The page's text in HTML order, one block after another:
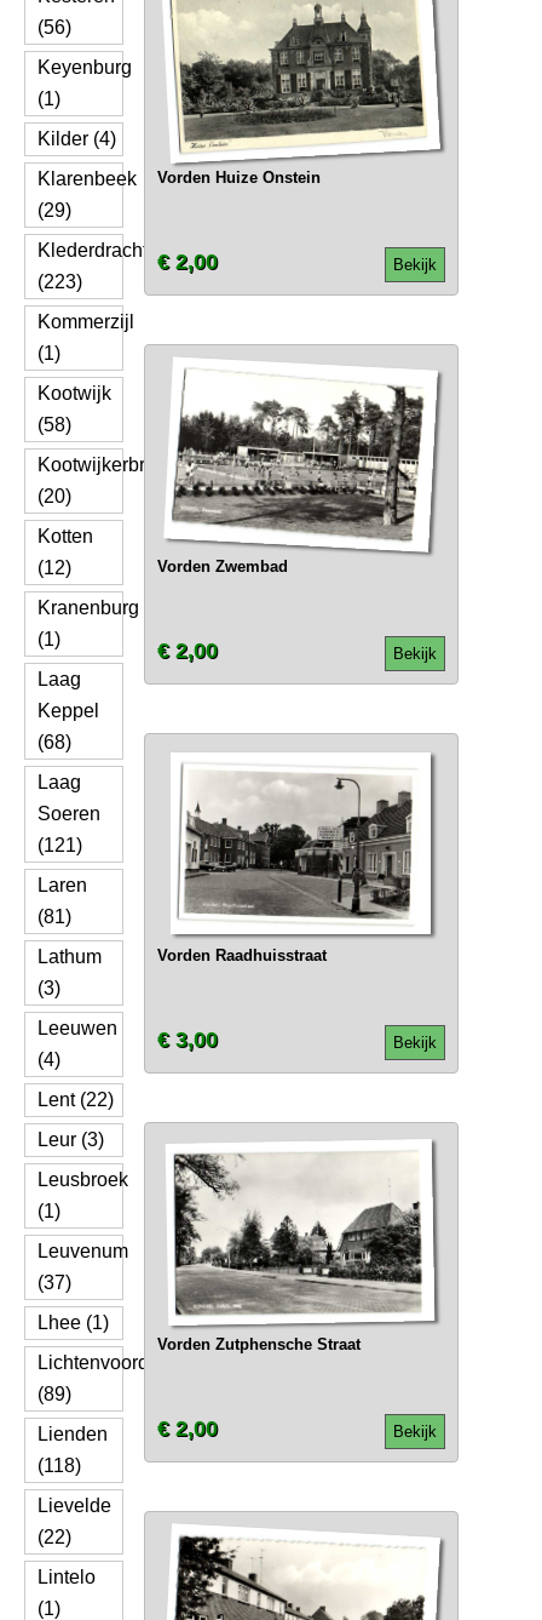
(56)
Keyenburg
(1)
Kilder (4)
Klarenbeek
(29)
Klederdracht
(223)
Kommerzijl
(1)
Kootwijk
(58)
Kootwijkerbroek
(20)
Kotten
(12)
Kranenburg
(1)
Laag
Keppel
(68)
Laag
Soeren
(121)
Laren
(81)
Lathum
(3)
Leeuwen
(4)
Lent (22)
Leur (3)
Leusbroek
(1)
Leuvenum
(37)
Lhee (1)
Lichtenvoorde
(89)
Lienden
(118)
Lievelde
(22)
Lintelo
(1)
Vorden Huize Onstein
Bekijk
€ 2,00
Vorden Zwembad
Bekijk
€ 2,00
Vorden Raadhuisstraat
Bekijk
€ 3,00
Vorden Zutphensche Straat
Bekijk
€ 2,00